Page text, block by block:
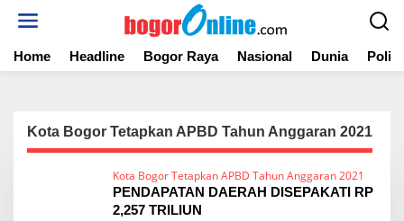
t
Home Headline Bogor Raya Nasional Dunia
Kota Bogor Tetapkan APBD Tahun Anggaran 2021
Kota Bogor Tetapkan APBD Tahun Anggaran 2021
PENDAPATAN DAERAH DISEPAKATI RP
2,257 TRILIUN